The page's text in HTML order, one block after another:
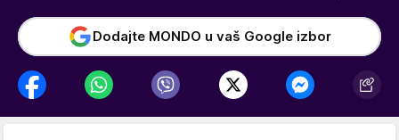
Dodajte MONDO u vaš Google izbor